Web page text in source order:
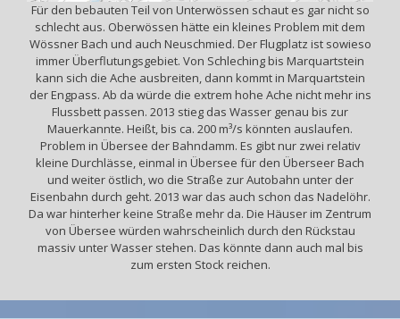
Für den bebauten Teil von Unterwössen schaut es gar nicht so
schlecht aus. Oberwössen hätte ein kleines Problem mit dem
Wössner Bach und auch Neuschmied. Der Flugplatz ist sowieso
immer Überflutungsgebiet. Von Schleching bis Marquartstein
kann sich die Ache ausbreiten, dann kommt in Marquartstein
der Engpass. Ab da würde die extrem hohe Ache nicht mehr ins
Flussbett passen. 2013 stieg das Wasser genau bis zur
Mauerkannte. Heißt, bis ca. 200 m³/s könnten auslaufen.
Problem in Übersee der Bahndamm. Es gibt nur zwei relativ
kleine Durchlässe, einmal in Übersee für den Überseer Bach
und weiter östlich, wo die Straße zur Autobahn unter der
Eisenbahn durch geht. 2013 war das auch schon das Nadelöhr.
Da war hinterher keine Straße mehr da. Die Häuser im Zentrum
von Übersee würden wahrscheinlich durch den Rückstau
massiv unter Wasser stehen. Das könnte dann auch mal bis
zum ersten Stock reichen.